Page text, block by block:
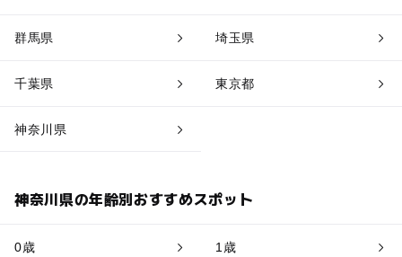
群馬県 埼玉県
千葉県 東京都
神奈川県
神奈川県の年齢別おすすめスポット
0歳 1歳